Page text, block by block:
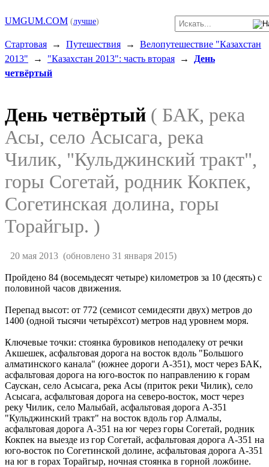
UMGUM.COM (лучше)
Стартовая → Путешествия → Велопутешествие "Казахстан
2013" → "Казахстан 2013": часть вторая →
День
четвёртый
День четвёртый ( БАК, река
Асы, село Асысага, река
Чилик, "Кульджинский тракт",
горы Согетай, родник Кокпек,
Согетинская долина, горы
Торайгыр. )
20 мая 2013(обновлено 31 января 2015)
Пройдено 84 (восемьдесят четыре) километров за 10 (десять) с
половиной часов движения.
Перепад высот: от 772 (семисот семидесяти двух) метров до
1400 (одной тысячи четырёхсот) метров над уровнем моря.
Ключевые точки: стоянка буровиков неподалеку от речки
Акшешек, асфальтовая дорога на восток вдоль "Большого
алматинского канала" (южнее дороги A-351), мост через БАК,
асфальтовая дорога на юго-восток по направлению к горам
Саускан, село Асысага, река Асы (приток реки Чилик), село
Асысага, асфальтовая дорога на северо-восток, мост через
реку Чилик, село Малыбай, асфальтовая дорога A-351
"Кульджинский тракт" на восток вдоль гор Алмалы,
асфальтовая дорога A-351 на юг через горы Согетай, родник
Кокпек на выезде из гор Согетай, асфальтовая дорога A-351 на
юго-восток по Согетинской долине, асфальтовая дорога A-351
на юг в горах Торайгыр, ночная стоянка в горной ложбине.